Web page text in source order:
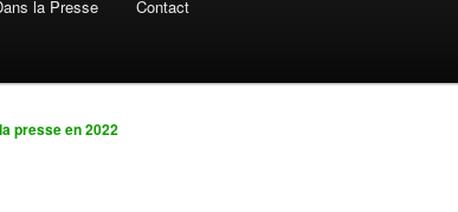
la Presse Contact
presse en 2022